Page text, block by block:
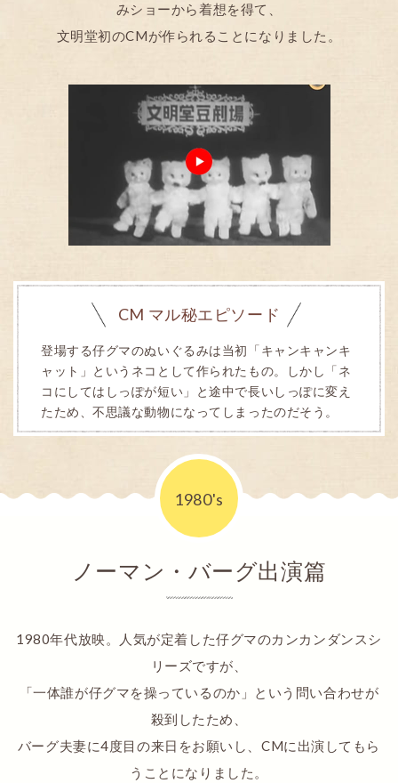
みショーから着想を得て、
文明堂初のCMが作られることになりました。
CM マル秘エピソード
登場する仔グマのぬいぐるみは当初「キャンキャンキ
ャット」というネコとして作られたもの。しかし「ネ
コにしてはしっぽが短い」と途中で長いしっぽに変え
たため、不思議な動物になってしまったのだそう。
1980's
ノーマン・バーグ出演篇
1980年代放映。人気が定着した仔グマのカンカンダンスシ
リーズですが、
「一体誰が仔グマを操っているのか」という問い合わせが
殺到したため、
バーグ夫妻に4度目の来日をお願いし、CMに出演してもら
うことになりました。